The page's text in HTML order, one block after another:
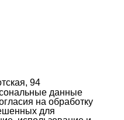
94
данные
на обработку
для